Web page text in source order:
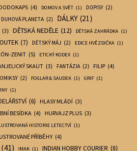
(4) DOMOV A SVĚT (1) DOPISY (2)
DUHOVÁ PLANETA (2) DÁLKY (21)
(3) DĚTSKÁ NEDĚLE (12) DĚTSKÁ ZAHRÁDKA (1)
(7) DĚTSKÝ MÁJ (2) EDICE HVĚZDIČKA (1)
ZENIT (5) ETICKÝ KODEX (1)
SKAUT (3) FANTÁZIA (2) FILIP (4)
(2) FOGLAR & SAUDEK (1) GRIF (1)
(1)
(6) HLASY MLÁDÍ (3)
BESÍDKA (4) HURVAJZ PLUS (3)
HISTORIE LETECTVÍ (1)
PŘÍBĚHY (4)
(41) IMAK (1) INDIAN HOBBY COURIER (8)